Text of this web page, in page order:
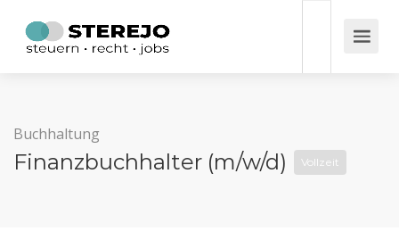
Buchhaltung
Finanzbuchhalter (m/w/d) Vollzeit